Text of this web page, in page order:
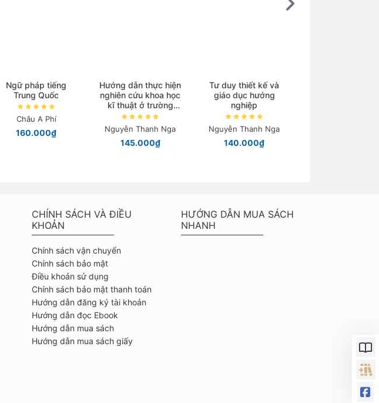
Ngữ pháp tiếng
Trung Quốc
Châu A Phí
160.000₫
Hướng dẫn thực hiện
nghiên cứu khoa học
kĩ thuật ở trường
trung học
Nguyễn Thanh Nga
145.000₫
Tư duy thiết kế và
giáo dục hướng
nghiệp
Nguyễn Thanh Nga
140.000₫
CHÍNH SÁCH VÀ ĐIỀU
KHOẢN
Chính sách vận chuyển
Chính sách bảo mật
Điều khoản sử dụng
Chính sách bảo mật thanh toán
Hướng dẫn đăng ký tài khoản
Hướng dẫn đọc Ebook
Hướng dẫn mua sách
Hướng dẫn mua sách giấy
HƯỚNG DẪN MUA SÁCH
NHANH